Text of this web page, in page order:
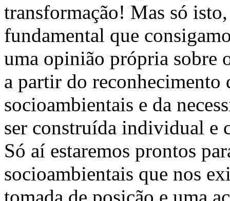
transformação! Mas só
fundamental que
uma opinião própria sobre
a partir do reconhecimento
socioambientais e da
ser construída individual e
Só aí estaremos prontos
socioambientais que nos
tomada de posição e uma